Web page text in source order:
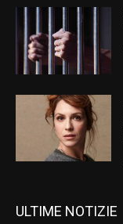
ULTIME NOTIZIE